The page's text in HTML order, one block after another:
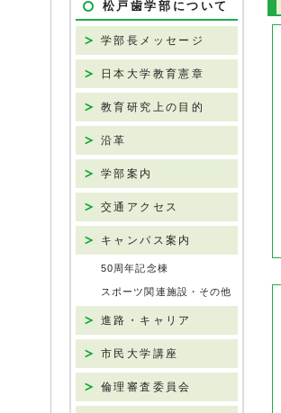
松戸歯学部について
学部長メッセージ
日本大学教育憲章
教育研究上の目的
沿革
学部案内
交通アクセス
キャンパス案内
50周年記念棟
スポーツ関連施設・その他
進路・キャリア
市民大学講座
倫理審査委員会